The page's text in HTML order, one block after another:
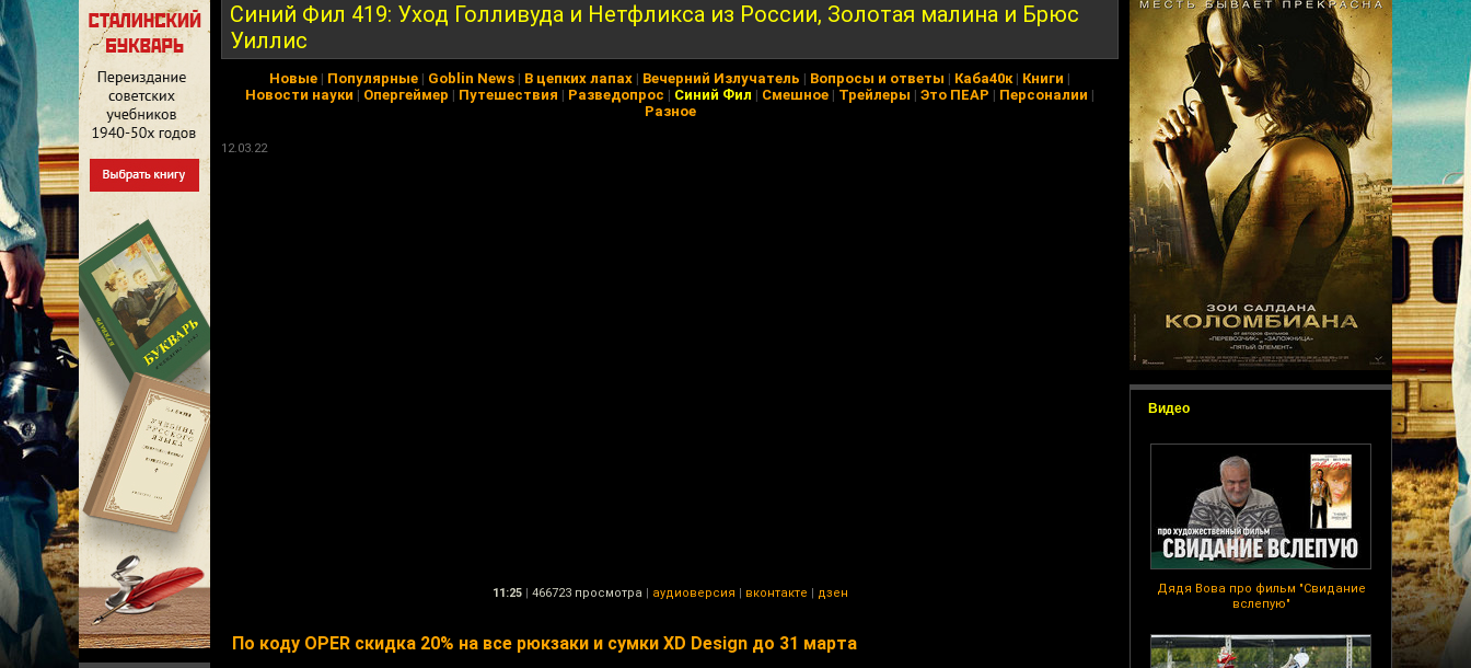
Видео
Дядя Вова про фильм "Свидание
вслепую"
Синий Фил 419: Уход Голливуда и Нетфликса из России, Золотая малина и Брюс
Уиллис
Новые | Популярные | Goblin News | В цепких лапах | Вечерний Излучатель | Вопросы и ответы | Каба40к| Книги |
Новости науки | Опергеймер | Путешествия | Разведопрос | Синий Фил | Смешное | Трейлеры | Это ПЕАР | Персоналии |
Разное
12.03.22
11:25 | 466723 просмотра | аудиоверсия | вконтакте | дзен
По коду OPER скидка 20% на все рюкзаки и сумки XD Design до 31 марта